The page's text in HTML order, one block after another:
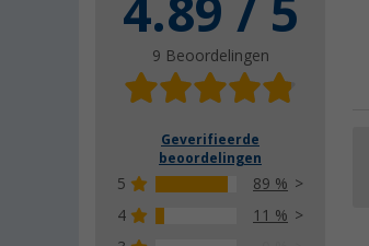
4.89 / 5
9 Beoordelingen
Geverifieerde
beoordelingen
5
89 %
4
11 %